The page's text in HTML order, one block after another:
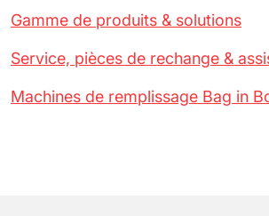
Gamme de produits & solutions
Service, pièces de rechange &
Machines de remplissage Bag in